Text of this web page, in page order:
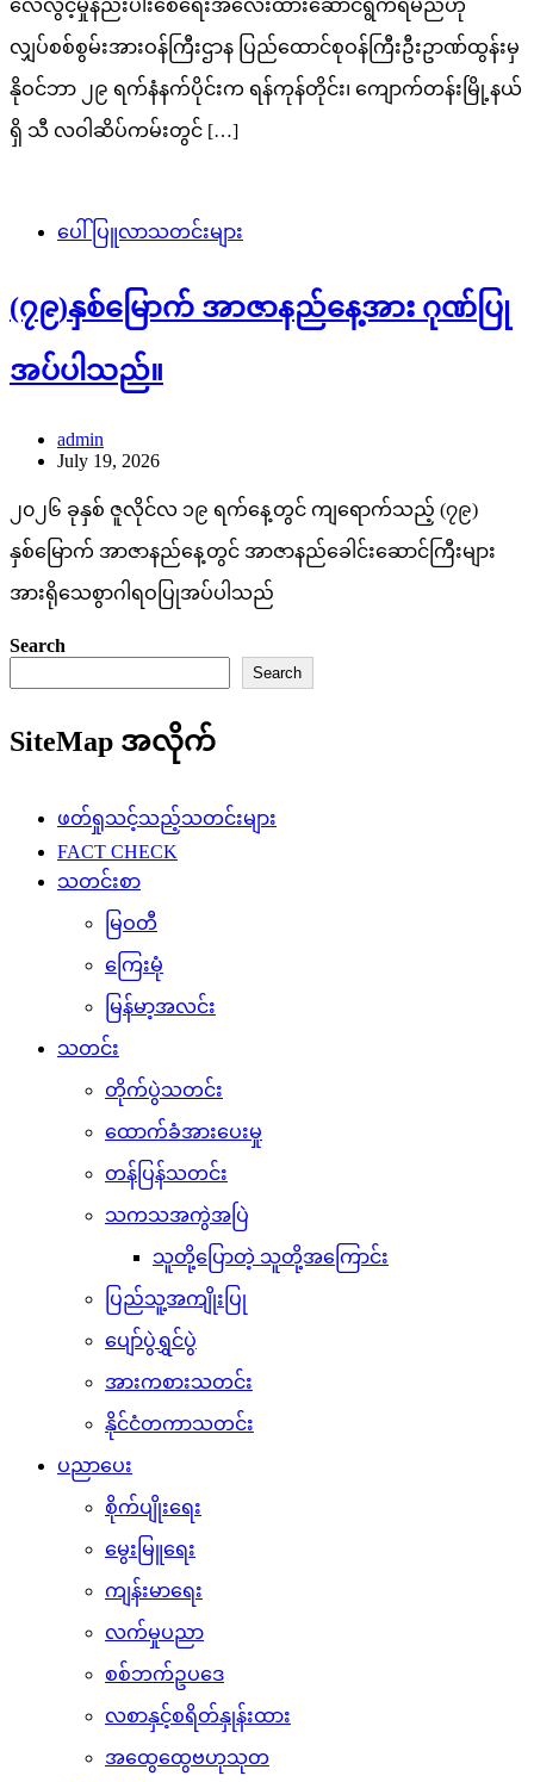
လေလွင့်မှုနည်းပါးစေရေးအလေးထားဆောင်ရွက်ရမည်ဟု
လျှပ်စစ်စွမ်းအားဝန်ကြီးဌာန ပြည်ထောင်စုဝန်ကြီးဦးဥာဏ်ထွန်းမှ
နိုဝင်ဘာ ၂၉ ရက်နံနက်ပိုင်းက ရန်ကုန်တိုင်း၊ ကျောက်တန်းမြို့နယ်
ရှိ သီ လဝါဆိပ်ကမ်းတွင် […]
ပေါ်ပြူလာသတင်းများ
(၇၉)နှစ်မြောက် အာဇာနည်နေ့အား ဂုဏ်ပြု
အပ်ပါသည်။
admin
July 19, 2026
၂၀၂၆ ခုနှစ် ဇူလိုင်လ ၁၉ ရက်နေ့တွင် ကျရောက်သည့် (၇၉)
နှစ်မြောက် အာဇာနည်နေ့တွင် အာဇာနည်ခေါင်းဆောင်ကြီးများ
အားရိုသေစွာဂါရဝပြုအပ်ပါသည်
Search
Search
SiteMap အလိုက်
ဖတ်ရှုသင့်သည့်သတင်းများ
FACT CHECK
သတင်းစာ
မြဝတီ
ကြေးမုံ
မြန်မာ့အလင်း
သတင်း
တိုက်ပွဲသတင်း
ထောက်ခံအားပေးမှု
တန်ပြန်သတင်း
သကသအကွဲအပြဲ
သူတို့ပြောတဲ့ သူတို့အကြောင်း
ပြည်သူ့အကျိုးပြု
ပျော်ပွဲရွှင်ပွဲ
အားကစားသတင်း
နိုင်ငံတကာသတင်း
ပညာပေး
စိုက်ပျိုးရေး
မွေးမြူရေး
ကျန်းမာရေး
လက်မှုပညာ
စစ်ဘက်ဥပဒေ
လစာနှင့်စရိတ်နှုန်းထား
အထွေထွေဗဟုသုတ